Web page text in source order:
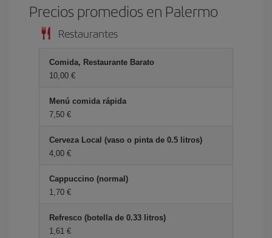
Precios promedios en Palermo
Restaurantes
Comida, Restaurante Barato
10,00 €
Menú comida rápida
7,50 €
Cerveza Local (vaso o pinta de 0.5 litros)
4,00 €
Cappuccino (normal)
1,70 €
Refresco (botella de 0.33 litros)
1,61 €